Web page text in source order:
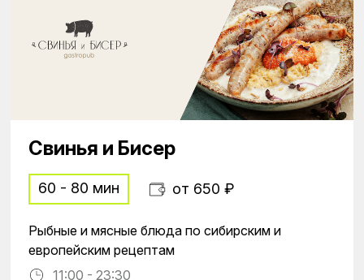
Свинья и Бисер
60 - 80 мин от 650 ₽
Рыбные и мясные блюда по сибирским и
европейским рецептам
11:00 - 23:30